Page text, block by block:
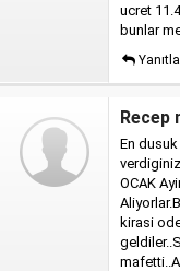
ucret
bunlar
Yanıtla
Recep
En
OCAK
kirasi